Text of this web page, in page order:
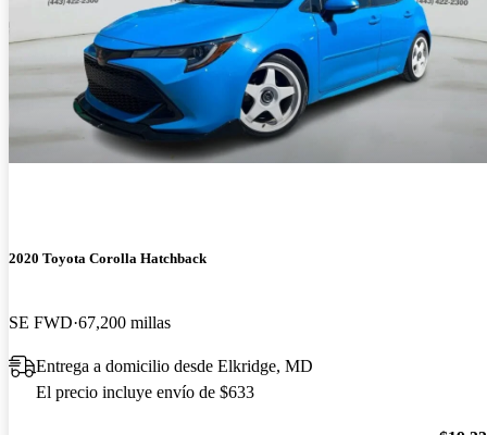
2020 Toyota Corolla Hatchback
SE FWD 67,200 millas
Entrega a domicilio desde Elkridge, MD
El precio incluye envío de $633